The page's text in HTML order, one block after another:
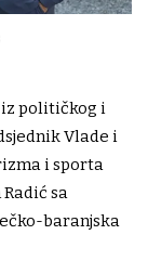
iz političkog i
Vlade i
i sporta
sa
baranjska